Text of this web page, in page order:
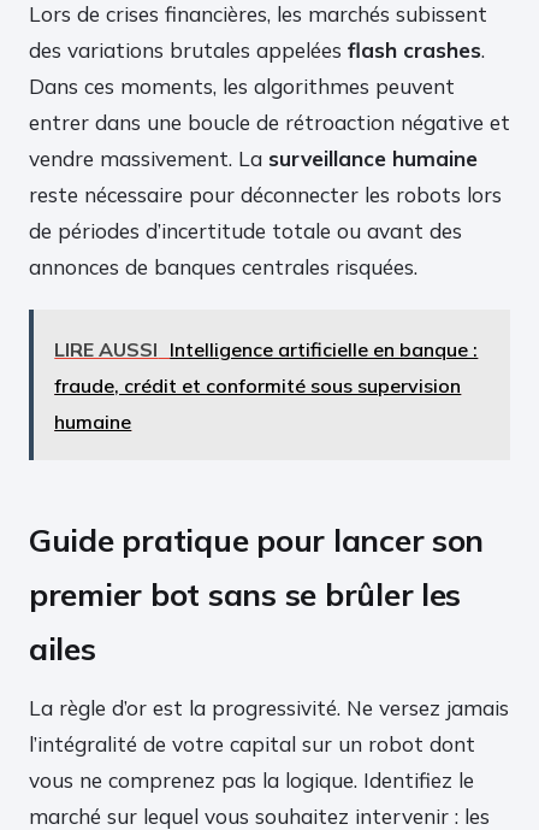
Lors de crises financières, les marchés subissent
des variations brutales appelées flash crashes.
Dans ces moments, les algorithmes peuvent
entrer dans une boucle de rétroaction négative et
vendre massivement. La surveillance humaine
reste nécessaire pour déconnecter les robots lors
de périodes d’incertitude totale ou avant des
annonces de banques centrales risquées.
LIRE AUSSI Intelligence artificielle en banque :
fraude, crédit et conformité sous supervision
humaine
Guide pratique pour lancer son
premier bot sans se brûler les
ailes
La règle d’or est la progressivité. Ne versez jamais
l’intégralité de votre capital sur un robot dont
vous ne comprenez pas la logique. Identifiez le
marché sur lequel vous souhaitez intervenir : les